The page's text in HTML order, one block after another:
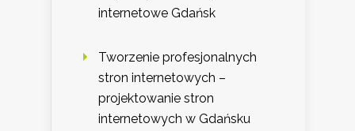
internetowe Gdańsk
Tworzenie profesjonalnych
stron internetowych –
projektowanie stron
internetowych w Gdańsku